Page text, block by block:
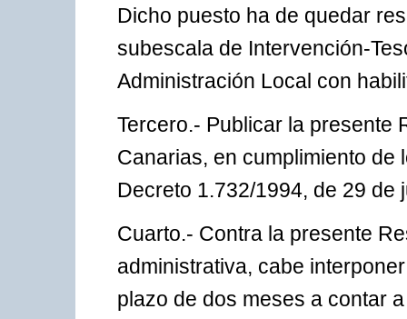
Dicho puesto ha de quedar
subescala de Intervención-
Administración Local con
Tercero.- Publicar la presente
Canarias, en cumplimiento de
Decreto 1.732/1994, de 29 de
Cuarto.- Contra la presente
administrativa, cabe
plazo de dos meses a contar